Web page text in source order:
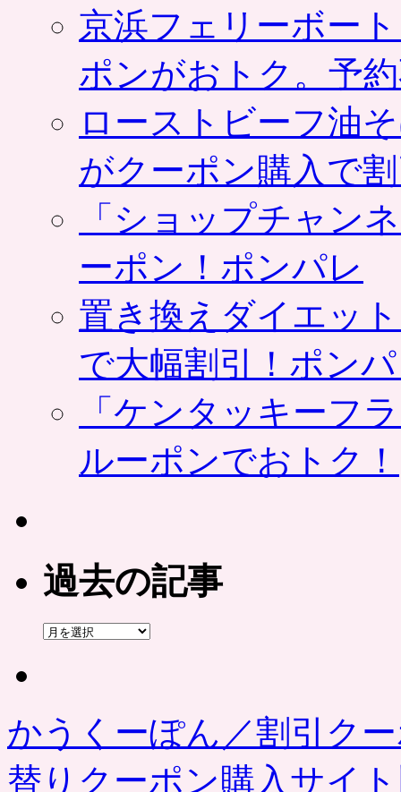
京浜フェリーボー
ポンがおトク。予
ローストビーフ油
がクーポン購入で
「ショップチャン
ーポン！ポンパレ
置き換えダイエッ
で大幅割引！ポン
「ケンタッキーフ
ルーポンでおトク！
過去の記事
過
かうくーぽん／割引ク
替りクーポン購入サイ